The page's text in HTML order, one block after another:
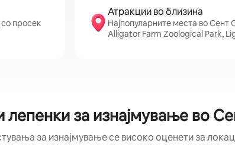
просек
Атракции во близина
Најпопуларните места во Сент
Alligator Farm Zoological Park,
лепенки за изнајмување во
за изнајмување се високо оценети за